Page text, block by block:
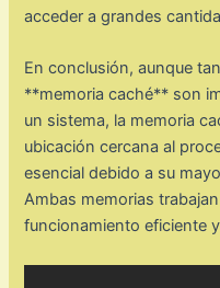
acceder a grandes
En conclusión, aunque
**memoria caché** son
un sistema, la memoria
ubicación cercana al
esencial debido a su
Ambas memorias
funcionamiento eficiente